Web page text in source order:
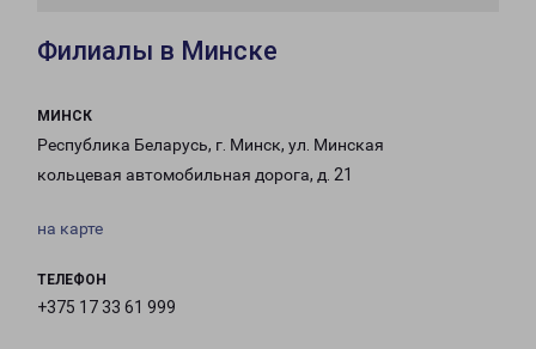
Филиалы в Минске
МИНСК
Республика Беларусь, г. Минск, ул. Минская
кольцевая автомобильная дорога, д. 21
на карте
ТЕЛЕФОН
+375 17 33 61 999